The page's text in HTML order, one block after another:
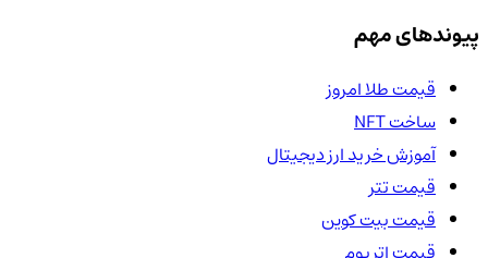
پیوندهای مهم
قیمت طلا امروز
ساخت NFT
آموزش خرید ارز دیجیتال
قیمت تتر
قیمت بیت کوین